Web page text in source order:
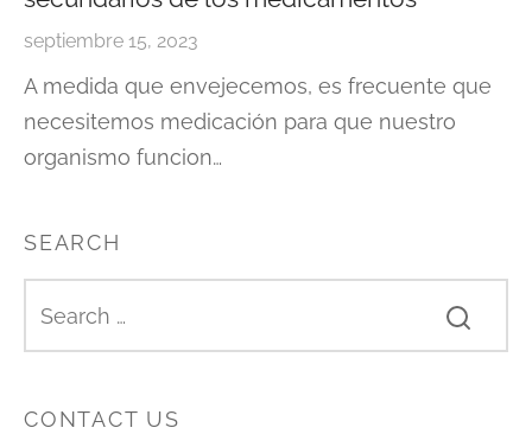
septiembre 15, 2023
A medida que envejecemos, es frecuente que
necesitemos medicación para que nuestro
organismo funcion…
SEARCH
CONTACT US